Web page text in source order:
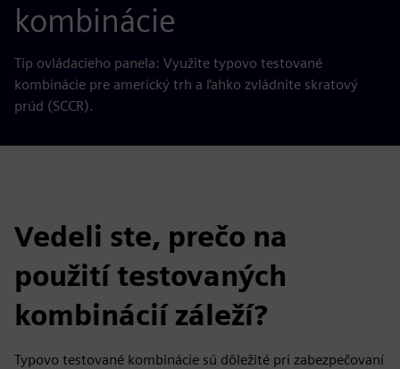
kombinácie
Tip ovládacieho panela: Využite typovo testované
kombinácie pre americký trh a ľahko zvládnite skratový
prúd (SCCR).
Vedeli ste, prečo na
použití testovaných
kombinácií záleží?
Typovo testované kombinácie sú dôležité pri zabezpečovaní